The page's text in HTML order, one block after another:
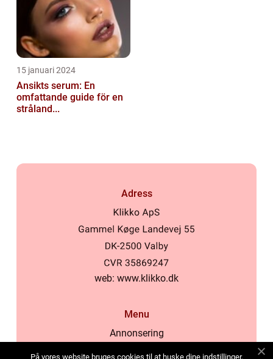
15 januari 2024
Ansikts serum: En
omfattande guide för en
stråland...
Adress
web: www.klikko.dk
Menu
Annonsering
På vores website bruges cookies til at huske dine indstillinger,